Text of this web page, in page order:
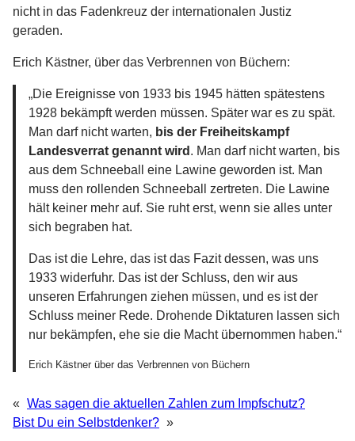
nicht in das Fadenkreuz der internationalen Justiz
geraden.
Erich Kästner, über das Verbrennen von Büchern:
„Die Ereignisse von 1933 bis 1945 hätten spätestens
1928 bekämpft werden müssen. Später war es zu spät.
Man darf nicht warten, bis der Freiheitskampf
Landesverrat genannt wird . Man darf nicht warten, bis
aus dem Schneeball eine Lawine geworden ist. Man
muss den rollenden Schneeball zertreten. Die Lawine
hält keiner mehr auf. Sie ruht erst, wenn sie alles unter
sich begraben hat.
Das ist die Lehre, das ist das Fazit dessen, was uns
1933 widerfuhr. Das ist der Schluss, den wir aus
unseren Erfahrungen ziehen müssen, und es ist der
Schluss meiner Rede. Drohende Diktaturen lassen sich
nur bekämpfen, ehe sie die Macht übernommen haben.“
Erich Kästner über das Verbrennen von Büchern
« Was sagen die aktuellen Zahlen zum Impfschutz?
Bist Du ein Selbstdenker? »